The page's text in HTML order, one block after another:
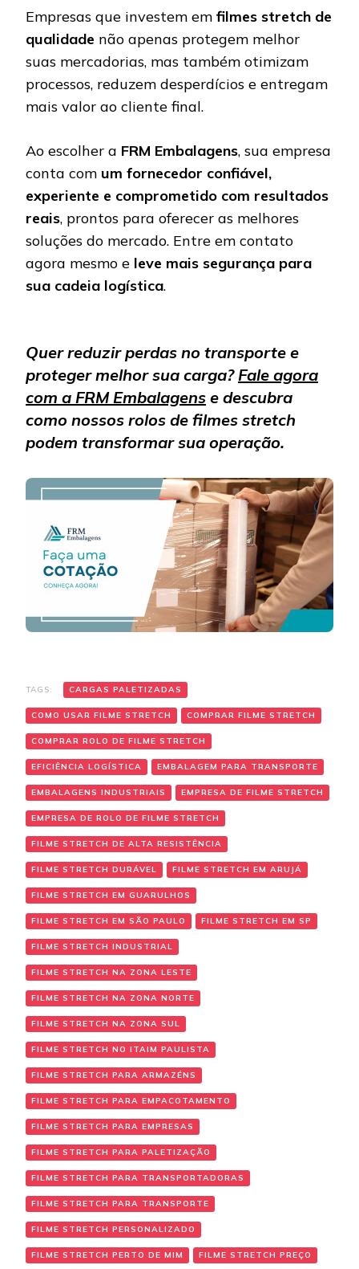
Empresas que investem em filmes stretch de
qualidade não apenas protegem melhor
suas mercadorias, mas também otimizam
processos, reduzem desperdícios e entregam
mais valor ao cliente final.
Ao escolher a FRM Embalagens, sua empresa
conta com um fornecedor confiável,
experiente e comprometido com resultados
reais, prontos para oferecer as melhores
soluções do mercado. Entre em contato
agora mesmo e leve mais segurança para
sua cadeia logística.
Quer reduzir perdas no transporte e
proteger melhor sua carga?Fale agora
com a FRM Embalagens e descubra
como nossos rolos de filmes stretch
podem transformar sua operação.
TAGS: CARGAS PALETIZADAS
COMO USAR FILME STRETCH COMPRAR FILME STRETCH
COMPRAR ROLO DE FILME STRETCH
EFICIÊNCIA LOGÍSTICA EMBALAGEM PARA TRANSPORTE
EMBALAGENS INDUSTRIAIS EMPRESA DE FILME STRETCH
EMPRESA DE ROLO DE FILME STRETCH
FILME STRETCH DE ALTA RESISTÊNCIA
FILME STRETCH DURÁVEL FILME STRETCH EM ARUJÁ
FILME STRETCH EM GUARULHOS
FILME STRETCH EM SÃO PAULO FILME STRETCH EM SP
FILME STRETCH INDUSTRIAL
FILME STRETCH NA ZONA LESTE
FILME STRETCH NA ZONA NORTE
FILME STRETCH NA ZONA SUL
FILME STRETCH NO ITAIM PAULISTA
FILME STRETCH PARA ARMAZÉNS
FILME STRETCH PARA EMPACOTAMENTO
FILME STRETCH PARA EMPRESAS
FILME STRETCH PARA PALETIZAÇÃO
FILME STRETCH PARA TRANSPORTADORAS
FILME STRETCH PARA TRANSPORTE
FILME STRETCH PERSONALIZADO
FILME STRETCH PERTO DE MIM FILME STRETCH PREÇO